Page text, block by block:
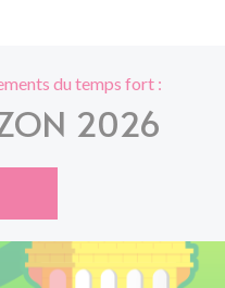
du temps fort :
2026